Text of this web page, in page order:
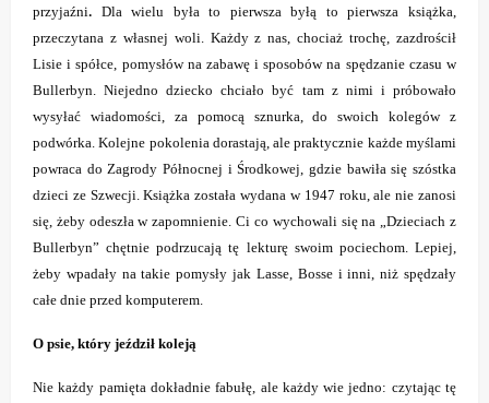
przyjaźni. Dla wielu była to pierwsza byłą to pierwsza książka,
przeczytana z własnej woli. Każdy z nas, chociaż trochę, zazdrościł
Lisie i spółce, pomysłów na zabawę i sposobów na spędzanie czasu w
Bullerbyn. Niejedno dziecko chciało być tam z nimi i próbowało
wysyłać wiadomości, za pomocą sznurka, do swoich kolegów z
podwórka. Kolejne pokolenia dorastają, ale praktycznie każde myślami
powraca do Zagrody Północnej i Środkowej, gdzie bawiła się szóstka
dzieci ze Szwecji. Książka została wydana w 1947 roku, ale nie zanosi
się, żeby odeszła w zapomnienie. Ci co wychowali się na „Dzieciach z
Bullerbyn” chętnie podrzucają tę lekturę swoim pociechom. Lepiej,
żeby wpadały na takie pomysły jak Lasse, Bosse i inni, niż spędzały
całe dnie przed komputerem.
O psie, który jeździł koleją
Nie każdy pamięta dokładnie fabułę, ale każdy wie jedno: czytając tę